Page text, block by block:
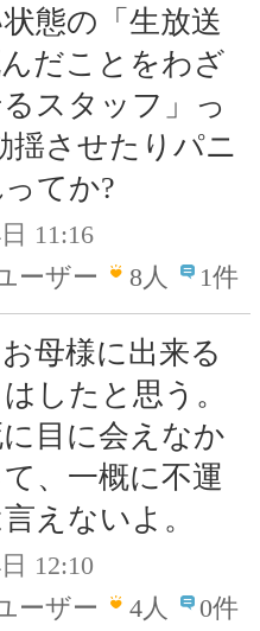
態の「生放送
だことをわざ
スタッフ」っ
揺させたりパニ
てか?
11:16
ーザー
8人 1件
母様に出来る
したと思う。
目に会えなか
、一概に不運
えないよ。
12:10
ーザー
4人 0件